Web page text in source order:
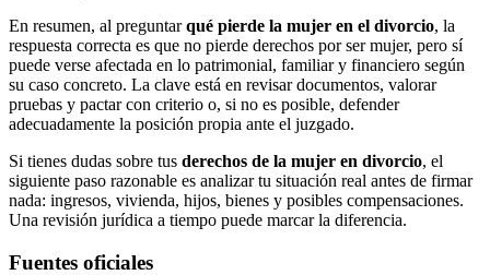
En resumen, al preguntarqué pierde la mujer en el divorcio, la
respuesta correcta es que no pierde derechos por ser mujer, pero sí
puede verse afectada en lo patrimonial, familiar y financiero según
su caso concreto. La clave está en revisar documentos, valorar
pruebas y pactar con criterio o, si no es posible, defender
adecuadamente la posición propia ante el juzgado.
Si tienes dudas sobre tus derechos de la mujer en divorcio, el
siguiente paso razonable es analizar tu situación real antes de firmar
nada: ingresos, vivienda, hijos, bienes y posibles compensaciones.
Una revisión jurídica a tiempo puede marcar la diferencia.
Fuentes oficiales